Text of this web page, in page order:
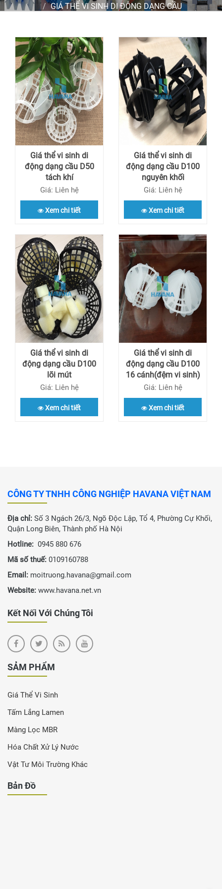
GIÁ THỂ VI SINH DI ĐỘNG DẠNG CẦU
Giá thể vi sinh di
động dạng cầu D50
tách khí
Giá: Liên hệ
Xem chi tiết
Giá thể vi sinh di
động dạng cầu D100
nguyên khối
Giá: Liên hệ
Xem chi tiết
Giá thể vi sinh di
động dạng cầu D100
lõi mút
Giá: Liên hệ
Xem chi tiết
Giá thể vi sinh di
động dạng cầu D100
16 cánh(đệm vi sinh)
Giá: Liên hệ
Xem chi tiết
CÔNG TY TNHH CÔNG NGHIỆP HAVANA VIỆT NAM
Địa chỉ: Số 3 Ngách 26/3, Ngõ Độc Lập, Tổ 4, Phường Cự Khối,
Quận Long Biên, Thành phố Hà Nội
Hotline: 0945 880 676
Mã số thuế: 0109160788
Email: moitruong.havana@gmail.com
Website: www.havana.net.vn
Kết Nối Với Chúng Tôi
SẢM PHẨM
Giá Thể Vi Sinh
Tấm Lắng Lamen
Màng Lọc MBR
Hóa Chất Xử Lý Nước
Vật Tư Môi Trường Khác
Bản Đồ